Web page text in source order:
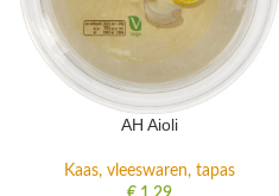
AH Aioli
Kaas, vleeswaren, tapas